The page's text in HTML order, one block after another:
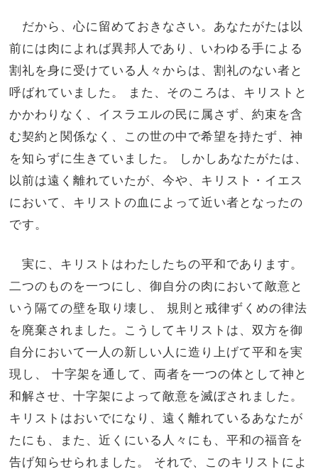
だから、心に留めておきなさい。あなたがたは以
前には肉によれば異邦人であり、いわゆる手による
割礼を身に受けている人々からは、割礼のない者と
呼ばれていました。 また、そのころは、キリストと
かかわりなく、イスラエルの民に属さず、約束を含
む契約と関係なく、この世の中で希望を持たず、神
を知らずに生きていました。 しかしあなたがたは、
以前は遠く離れていたが、今や、キリスト・イエス
において、キリストの血によって近い者となったの
です。
実に、キリストはわたしたちの平和であります。
二つのものを一つにし、御自分の肉において敵意と
いう隔ての壁を取り壊し、 規則と戒律ずくめの律法
を廃棄されました。こうしてキリストは、双方を御
自分において一人の新しい人に造り上げて平和を実
現し、 十字架を通して、両者を一つの体として神と
和解させ、十字架によって敵意を滅ぼされました。
キリストはおいでになり、遠く離れているあなたが
たにも、また、近くにいる人々にも、平和の福音を
告げ知らせられました。 それで、このキリストによ